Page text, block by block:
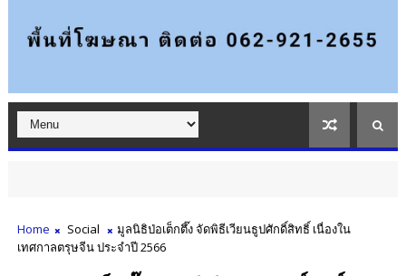
Home Social
มูลนิธิป่อเต็กตึ๊ง จัดพิธีเวียนธูปศักดิ์สิทธิ์ เนื่องใน
เทศกาลตรุษจีน ประจำปี 2566